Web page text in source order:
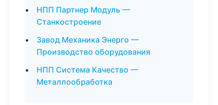
НПП Партнер Модуль —
Станкостроение
Завод Механика Энерго —
Производство оборудования
НПП Система Качество —
Металлообработка